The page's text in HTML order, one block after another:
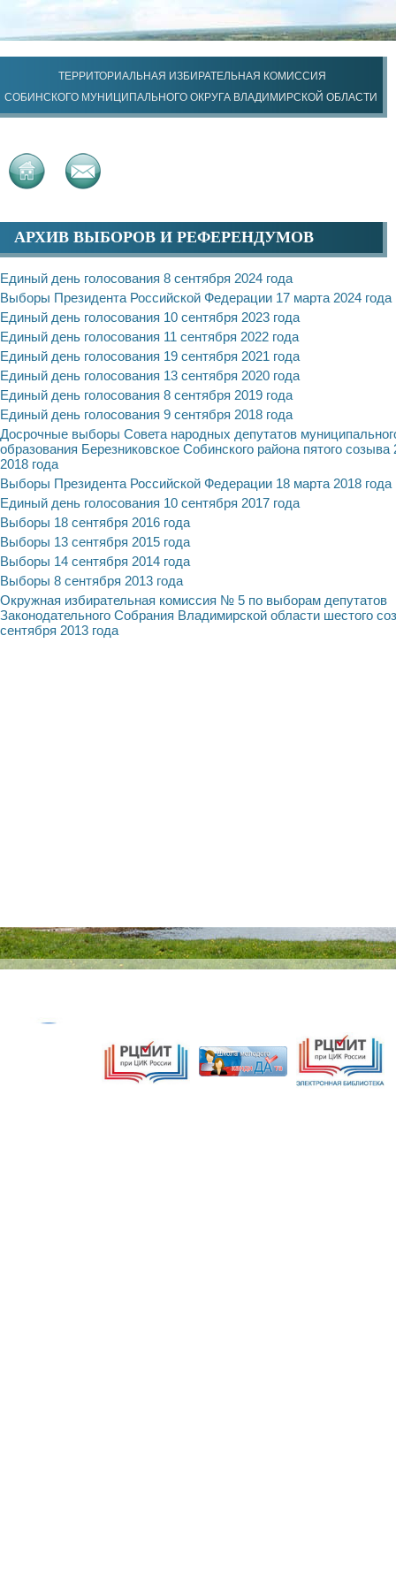
ТЕРРИТОРИАЛЬНАЯ ИЗБИРАТЕЛЬНАЯ КОМИССИЯ
СОБИНСКОГО МУНИЦИПАЛЬНОГО ОКРУГА ВЛАДИМИРСКОЙ ОБЛАСТИ
АРХИВ ВЫБОРОВ И РЕФЕРЕНДУМОВ
Единый день голосования 8 сентября 2024 года
Выборы Президента Российской Федерации 17 марта 2024 года
Единый день голосования 10 сентября 2023 года
Единый день голосования 11 сентября 2022 года
Единый день голосования 19 сентября 2021 года
Единый день голосования 13 сентября 2020 года
Единый день голосования 8 сентября 2019 года
Единый день голосования 9 сентября 2018 года
Досрочные выборы Совета народных депутатов
образования Березниковское Собинского района пятого созыва
2018 года
Выборы Президента Российской Федерации 18 марта 2018 года
Единый день голосования 10 сентября 2017 года
Выборы 18 сентября 2016 года
Выборы 13 сентября 2015 года
Выборы 14 сентября 2014 года
Выборы 8 сентября 2013 года
Окружная избирательная комиссия № 5 по выборам депутатов
Законодательного Собрания Владимирской области шестого
сентября 2013 года